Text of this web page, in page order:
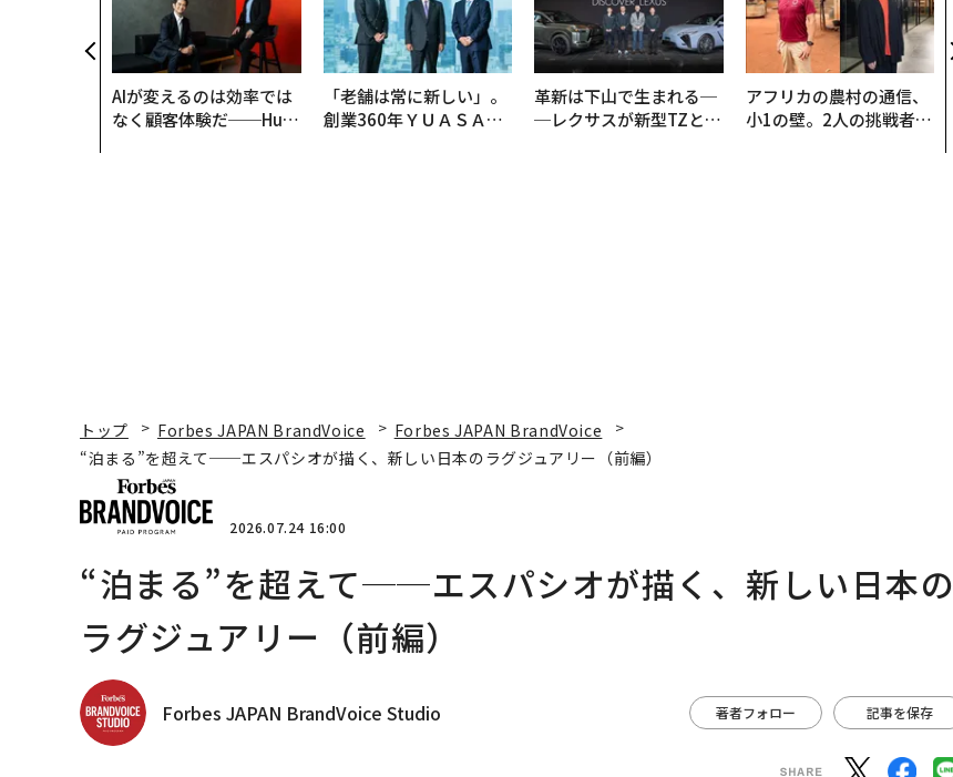
AIが変えるのは効率では
なく顧客体験だ──Hub
「老舗は常に新しい」。
創業360年ＹＵＡＳＡと
革新は下山で生まれる─
─レクサスが新型TZとE
アフリカの農村の通信、
小1の壁。2人の挑戦者が
トップ Forbes JAPAN BrandVoice
Forbes JAPAN BrandVoice
“泊まる”を超えて──エスパシオが描く、新しい日本のラグジュアリー（前編）
2026.07.24 16:00
“泊まる”を超えて──エスパシオが描く、新しい日本の
ラグジュアリー（前編）
Forbes JAPAN BrandVoice Studio 著者フォロー 記事を保存